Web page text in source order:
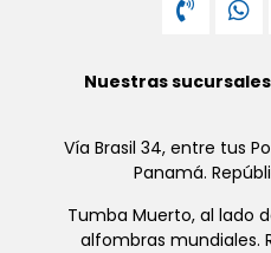
Nuestras
Vía Brasil 34, entre tus
Panamá.
Tumba Muerto, al lado
alfombras mundiales.